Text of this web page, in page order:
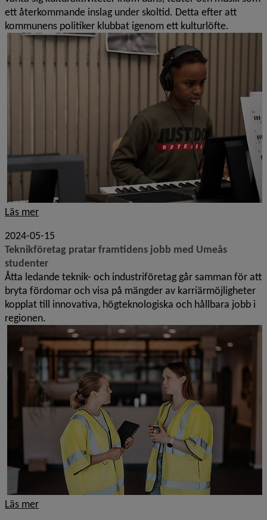
ett återkommande inslag under skoltid. Detta efter att
kommunens politiker klubbat igenom ett kulturlöfte.
Läs mer
2024-05-15
Teknikföretag pratar framtidens jobb med Umeås
studenter
Åtta ledande teknik- och industriföretag går samman för att
bryta fördomar och visa på mängder av karriärmöjligheter
kopplat till innovativa, högteknologiska och hållbara jobb i
regionen.
Läs mer